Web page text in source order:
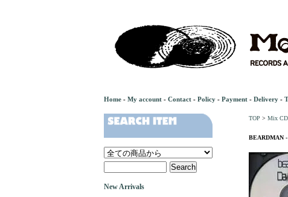
Home - My account - Contact - Policy - Payment - Delivery -
TOP > Mix
BEARDMAN -
New Arrivals